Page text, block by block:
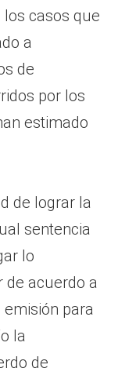
los casos que
a
de
por los
estimado
de lograr la
sentencia
lo
de acuerdo a
para
la
de